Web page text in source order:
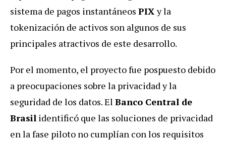
sistema de pagos instantáneos PIXy la
tokenización de activos son algunos de sus
principales atractivos de este desarrollo.
Por el momento, el proyecto fue pospuesto debido
a preocupaciones sobre la privacidad y la
seguridad de los datos. El Banco Central de
Brasil identificó que las soluciones de privacidad
en la fase piloto no cumplían con los requisitos